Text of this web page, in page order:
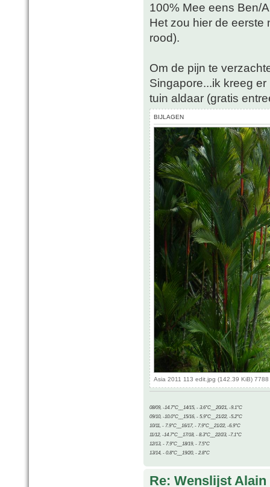
100% Mee eens Ben/
Het zou hier de eerste
rood).
Om de pijn te
Singapore...ik kreeg
tuin aldaar (gratis
BIJLAGEN
Asia 2011 113 edit.jpg (142.39 KiB)
08/09, -14.7°C__14/15, - 3.6°C__20/21, -9.1°C
09/10, -10.0°C__15/16, - 5.9°C__21/22, -5.2°C
10/11, - 7.9°C__16/17, - 7.9°C__21/22, -6.9°C
11/12, -14.7°C__17/18, - 8.3°C__22/23, -7.1°C
12/13, - 7.9°C__18/19, - 7.5°C
13/14, - 0.8°C__19/20, - 2.8°C
Re: Wenslijst Alain